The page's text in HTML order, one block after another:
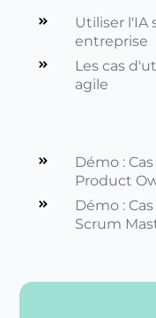
Utiliser l'IA
entreprise
Les cas
agile
Démo :
Product
Démo :
Scrum